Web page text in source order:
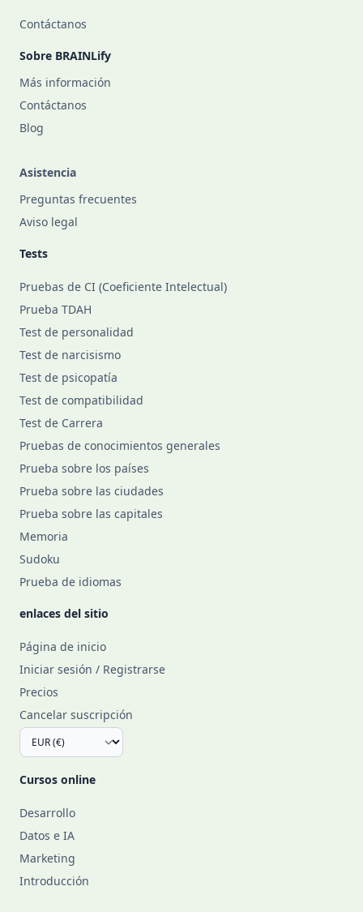
Contáctanos
Sobre BRAINLify
Más información
Contáctanos
Blog
Asistencia
Preguntas frecuentes
Aviso legal
Tests
Pruebas de CI (Coeficiente Intelectual)
Prueba TDAH
Test de personalidad
Test de narcisismo
Test de psicopatía
Test de compatibilidad
Test de Carrera
Pruebas de conocimientos generales
Prueba sobre los países
Prueba sobre las ciudades
Prueba sobre las capitales
Memoria
Sudoku
Prueba de idiomas
enlaces del sitio
Página de inicio
Iniciar sesión / Registrarse
Precios
Cancelar suscripción
Cursos online
Desarrollo
Datos e IA
Marketing
Introducción